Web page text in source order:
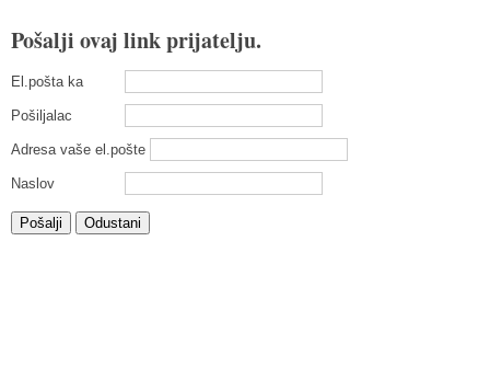
Pošalji ovaj link prijatelju.
El.pošta ka
Pošiljalac
Adresa vaše el.pošte
Naslov
Pošalji Odustani